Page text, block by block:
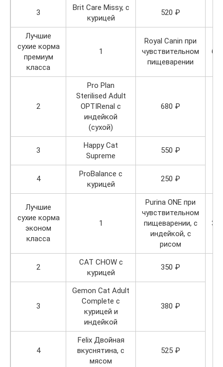
3
Brit Care Missy, с
курицей
520 ₽
Лучшие
сухие корма
премиум
класса
1
Royal Canin при
чувствительном
пищеварении
2
Pro Plan
Sterilised Adult
OPTIRenal с
индейкой
(сухой)
680 ₽
3
Happy Cat
Supreme
550 ₽
4
ProBalance с
курицей
250 ₽
Лучшие
сухие корма
эконом
класса
1
Purina ONE при
чувствительном
пищеварении, с
индейкой, с
рисом
2
CAT CHOW с
курицей
350 ₽
3
Gemon Cat Adult
Complete с
курицей и
индейкой
380 ₽
4
Felix Двойная
вкуснятина, с
мясом
525 ₽